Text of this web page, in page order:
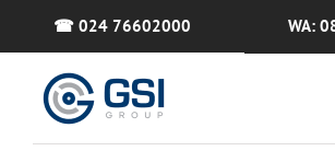
☎ 024 76602000 WA: